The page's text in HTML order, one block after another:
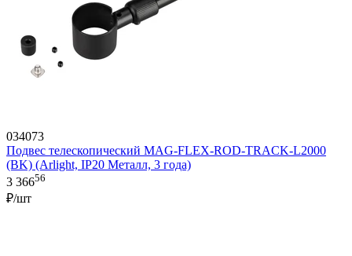
034073
Подвес телескопический MAG-FLEX-ROD-TRACK-L2000
(BK) (Arlight, IP20 Металл, 3 года)
3 36656
₽/шт